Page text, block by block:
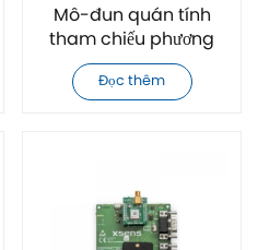
Mô-đun quán tính
tham chiếu phương
thẳng đứng (VRU)
công nghiệp Xsens
Đọc thêm